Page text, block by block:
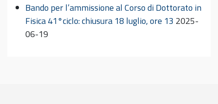
Bando per l’ammissione al Corso di Dottorato in
Fisica 41°ciclo: chiusura 18 luglio, ore 13 2025-
06-19